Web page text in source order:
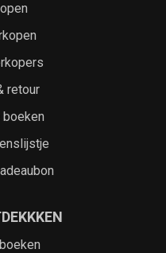
retour
boeken